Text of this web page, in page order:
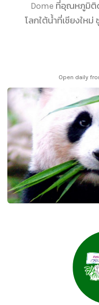
Dome ที่อุณหภูมิติ
โลกใต้น้ำที่เชียงใหม่
Open daily